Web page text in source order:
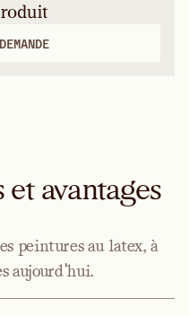
avantages
peintures au latex, à
aujourd'hui.